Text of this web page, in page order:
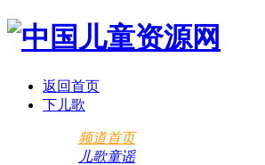
返回首页
下儿歌
频道首页
儿歌童谣